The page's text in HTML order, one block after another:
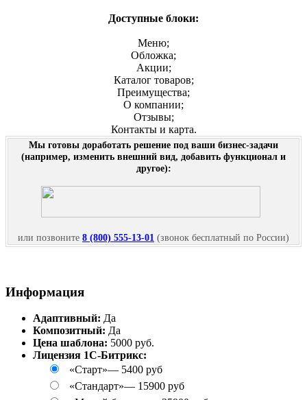
Доступные блоки:
Меню;
Обложка;
Акции;
Каталог товаров;
Преимущества;
О компании;
Отзывы;
Контакты и карта.
Мы готовы доработать решение под ваши бизнес-задачи
(например, изменить внешний вид, добавить функционал и
другое):
или позвоните 8 (800) 555-13-01 (звонок бесплатный по России)
Информация
Адаптивный: Да
Композитный: Да
Цена шаблона: 5000 руб.
Лицензия 1С-Битрикс:
«Старт»— 5400 руб
«Стандарт»— 15900 руб